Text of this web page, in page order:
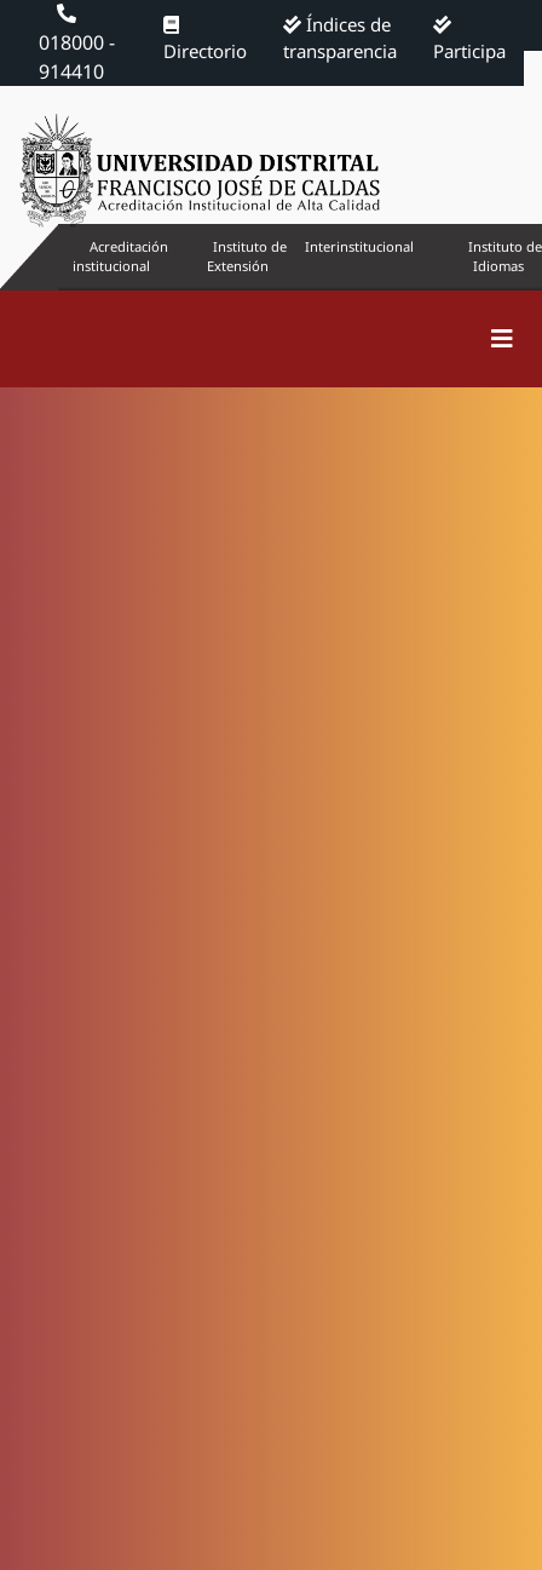
018000 -
914410
Directorio
Índices de
transparencia
Participa
Acreditación
institucional
Instituto de
Extensión
Interinstitucional
Instituto de
Idiomas